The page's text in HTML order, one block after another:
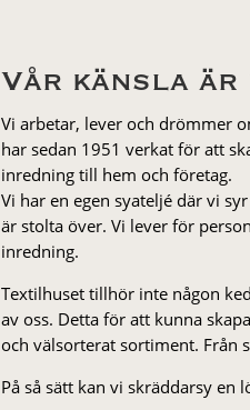
Vår känsla är
Vi arbetar, lever och drömmer
har sedan 1951 verkat för att
inredning till hem och företag.
Vi har en egen syateljé där vi
är stolta över. Vi lever för
inredning.
Textilhuset tillhör inte någon
av oss. Detta för att kunna
och välsorterat sor­ti­ment. Från
På så sätt kan vi skräddarsy en